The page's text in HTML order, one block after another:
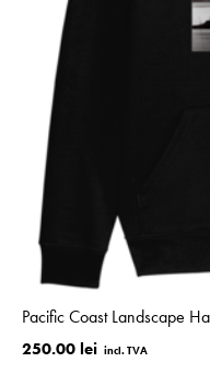
Pacific Coast Landscape
250.00 lei